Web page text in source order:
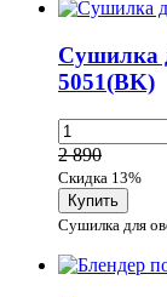
Сушилка
5051(BK)
2 890
Скидка 13%
Сушилка для